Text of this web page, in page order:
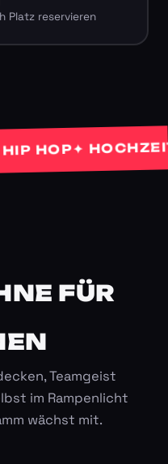
Platz reservieren
✦
FÜR K
Teamgeist
im Rampenlicht
wächst mit.